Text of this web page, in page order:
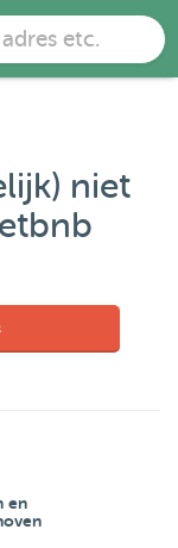
etc.
niet
en